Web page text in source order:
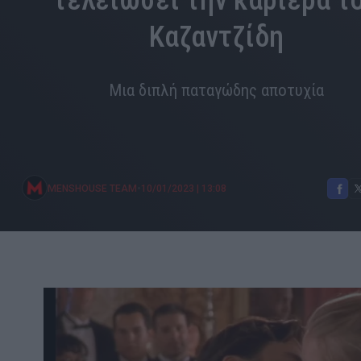
Καζαντζίδη
Μια διπλή παταγώδης αποτυχία
MENSHOUSE TEAM 10/01/2023 | 13:08